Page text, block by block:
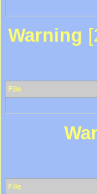
Warning
File
File